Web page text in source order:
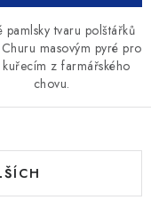
pamlsky tvaru polštářků
masovým pyré pro
kuřecím z farmářského
chovu.